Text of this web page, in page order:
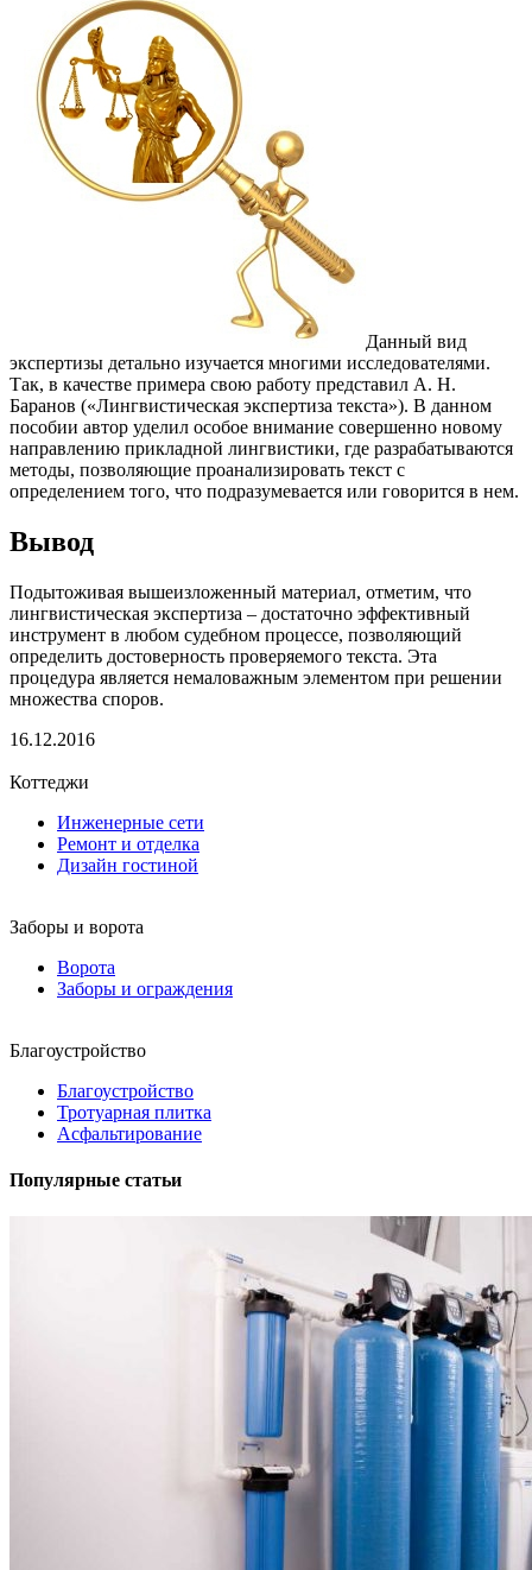
Данный вид
экспертизы детально изучается многими исследователями.
Так, в качестве примера свою работу представил А. Н.
Баранов («Лингвистическая экспертиза текста»). В данном
пособии автор уделил особое внимание совершенно новому
направлению прикладной лингвистики, где разрабатываются
методы, позволяющие проанализировать текст с
определением того, что подразумевается или говорится в нем.
Вывод
Подытоживая вышеизложенный материал, отметим, что
лингвистическая экспертиза – достаточно эффективный
инструмент в любом судебном процессе, позволяющий
определить достоверность проверяемого текста. Эта
процедура является немаловажным элементом при решении
множества споров.
16.12.2016
Коттеджи
Инженерные сети
Ремонт и отделка
Дизайн гостиной
Заборы и ворота
Ворота
Заборы и ограждения
Благоустройство
Благоустройство
Тротуарная плитка
Асфальтирование
Популярные статьи